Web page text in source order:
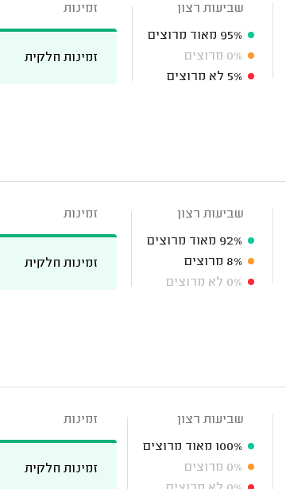
שביעות רצון
95% מאוד מרוצים
0% מרוצים
5% לא מרוצים
זמינות
זמינות חלקית
שביעות רצון
92% מאוד מרוצים
8% מרוצים
0% לא מרוצים
זמינות
זמינות חלקית
שביעות רצון
100% מאוד מרוצים
0% מרוצים
זמינות
זמינות חלקית